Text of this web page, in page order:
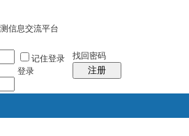
记住登录
登录
找回密码
注册